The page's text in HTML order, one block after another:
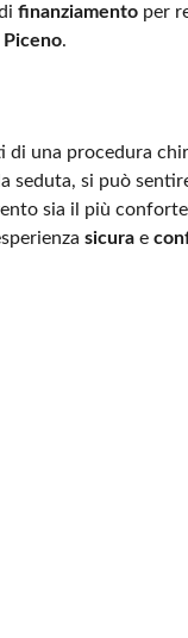
finanziamento per
.
di una procedura
si può
sia il più
sicura e